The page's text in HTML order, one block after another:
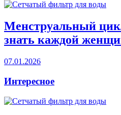
Менструальный
знать каждой
07.01.2026
Интересное